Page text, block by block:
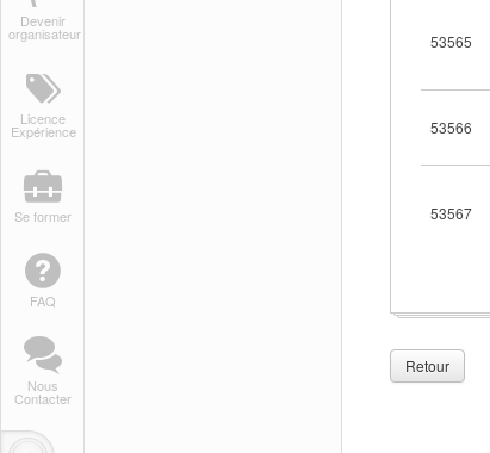
Devenir
organisateur
Licence
Expérience
Se former
FAQ
Nous
Contacter
53565
53566
53567
Retour